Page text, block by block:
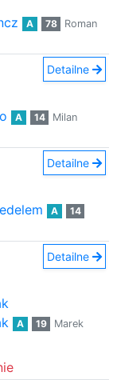
A 78
Roman
Detailne
A 14
Milan
Detailne
A
14
Detailne
A 19
Marek